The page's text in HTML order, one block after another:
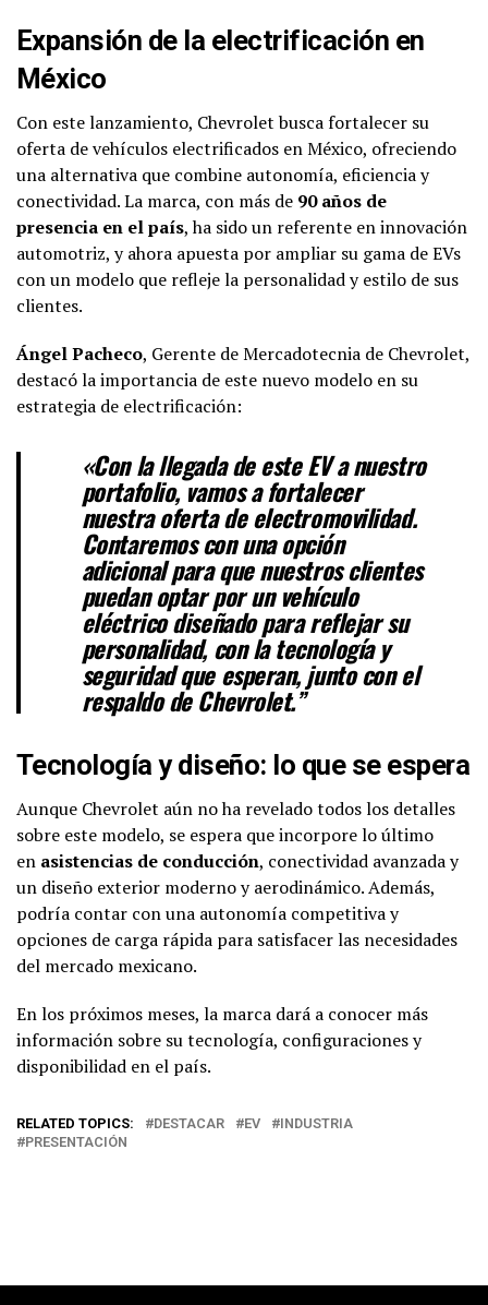
Expansión de la electrificación en
México
Con este lanzamiento, Chevrolet busca fortalecer su
oferta de vehículos electrificados en México, ofreciendo
una alternativa que combine autonomía, eficiencia y
conectividad. La marca, con más de 90 años de
presencia en el país, ha sido un referente en innovación
automotriz, y ahora apuesta por ampliar su gama de EVs
con un modelo que refleje la personalidad y estilo de sus
clientes.
Ángel Pacheco, Gerente de Mercadotecnia de Chevrolet,
destacó la importancia de este nuevo modelo en su
estrategia de electrificación:
«Con la llegada de este EV a nuestro
portafolio, vamos a fortalecer
nuestra oferta de electromovilidad.
Contaremos con una opción
adicional para que nuestros clientes
puedan optar por un vehículo
eléctrico diseñado para reflejar su
personalidad, con la tecnología y
seguridad que esperan, junto con el
respaldo de Chevrolet.”
Tecnología y diseño: lo que se espera
Aunque Chevrolet aún no ha revelado todos los detalles
sobre este modelo, se espera que incorpore lo último
en asistencias de conducción, conectividad avanzada y
un diseño exterior moderno y aerodinámico. Además,
podría contar con una autonomía competitiva y
opciones de carga rápida para satisfacer las necesidades
del mercado mexicano.
En los próximos meses, la marca dará a conocer más
información sobre su tecnología, configuraciones y
disponibilidad en el país.
RELATED TOPICS: DESTACAR EV
INDUSTRIA
PRESENTACIÓN